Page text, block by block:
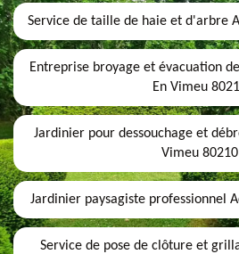
Service de taille de haie et d'arbre
Entreprise broyage et évacuation
En Vimeu
Jardinier pour dessouchage et
Vimeu 80210
Jardinier paysagiste professionnel
Service de pose de clôture et